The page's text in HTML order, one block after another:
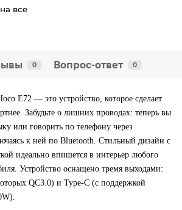
все
0 Вопрос-ответ 0
E72 — это устройство, которое сделает
Забудьте о лишних проводах: теперь вы
или говорить по телефону через
к ней по Bluetooth. Стильный дизайн с
идеально впишется в интерьер любого
Устройство оснащено тремя выходами:
QC3.0) и Type-C (с поддержкой